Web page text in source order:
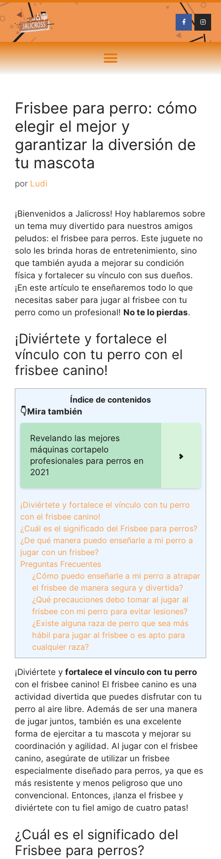
Frisbee para perro: cómo
elegir el mejor y
garantizar la diversión de
tu mascota
por Ludi
¡Bienvenidos a Jalicross! Hoy hablaremos sobre
un tema muy divertido para nuestros amigos
peludos: el frisbee para perros. Este juguete no
solo les brinda horas de entretenimiento, sino
que también ayuda a mejorar su condición
física y fortalecer su vínculo con sus dueños.
¡En este artículo te enseñaremos todo lo que
necesitas saber para jugar al frisbee con tu
perro como un profesional! No te lo pierdas.
¡Diviértete y fortalece el
vínculo con tu perro con el
frisbee canino!
Índice de contenidos
👇Mira también
Revelando las mejores
máquinas cortapelo
profesionales para perros en
2021
¡Diviértete y fortalece el vínculo con tu perro
con el frisbee canino!
¿Cuál es el significado del Frisbee para perros?
¿De qué manera puedo enseñarle a mi perro a
jugar con un frisbee?
Preguntas Frecuentes
¿Cómo puedo enseñarle a mi perro a atrapar
el frisbee de manera segura y divertida?
¿Qué precauciones debo tomar al jugar al
frisbee con mi perro para evitar lesiones?
¿Existe alguna raza de perro que sea más
hábil para jugar al frisbee o es apto para
cualquier raza?
¡Diviértete y fortalece el vínculo con tu perro
con el frisbee canino! El frisbee canino es una
actividad divertida que puedes disfrutar con tu
perro al aire libre. Además de ser una manera
de jugar juntos, también es una excelente
forma de ejercitar a tu mascota y mejorar su
coordinación y agilidad. Al jugar con el frisbee
canino, asegúrate de utilizar un frisbee
especialmente diseñado para perros, ya que es
más resistente y menos peligroso que uno
convencional. Entonces, ¡lanza el frisbee y
diviértete con tu fiel amigo de cuatro patas!
¿Cuál es el significado del
Frisbee para perros?